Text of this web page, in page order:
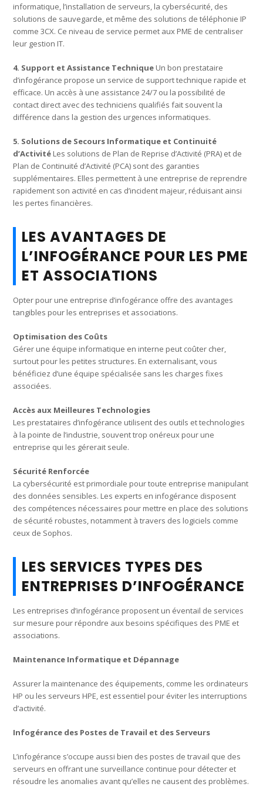
informatique, l’installation de serveurs, la cybersécurité, des
solutions de sauvegarde, et même des solutions de téléphonie IP
comme 3CX. Ce niveau de service permet aux PME de centraliser
leur gestion IT.
4. Support et Assistance Technique Un bon prestataire
d’infogérance propose un service de support technique rapide et
efficace. Un accès à une assistance 24/7 ou la possibilité de
contact direct avec des techniciens qualifiés fait souvent la
différence dans la gestion des urgences informatiques.
5. Solutions de Secours Informatique et Continuité
d’Activité Les solutions de Plan de Reprise d’Activité (PRA) et de
Plan de Continuité d’Activité (PCA) sont des garanties
supplémentaires. Elles permettent à une entreprise de reprendre
rapidement son activité en cas d’incident majeur, réduisant ainsi
les pertes financières.
LES AVANTAGES DE
L’INFOGÉRANCE POUR LES PME
ET ASSOCIATIONS
Opter pour une entreprise d’infogérance offre des avantages
tangibles pour les entreprises et associations.
Optimisation des Coûts
Gérer une équipe informatique en interne peut coûter cher,
surtout pour les petites structures. En externalisant, vous
bénéficiez d’une équipe spécialisée sans les charges fixes
associées.
Accès aux Meilleures Technologies
Les prestataires d’infogérance utilisent des outils et technologies
à la pointe de l’industrie, souvent trop onéreux pour une
entreprise qui les gérerait seule.
Sécurité Renforcée
La cybersécurité est primordiale pour toute entreprise manipulant
des données sensibles. Les experts en infogérance disposent
des compétences nécessaires pour mettre en place des solutions
de sécurité robustes, notamment à travers des logiciels comme
ceux de Sophos.
LES SERVICES TYPES DES
ENTREPRISES D’INFOGÉRANCE
Les entreprises d’infogérance proposent un éventail de services
sur mesure pour répondre aux besoins spécifiques des PME et
associations.
Maintenance Informatique et Dépannage
Assurer la maintenance des équipements, comme les ordinateurs
HP ou les serveurs HPE, est essentiel pour éviter les interruptions
d’activité.
Infogérance des Postes de Travail et des Serveurs
L’infogérance s’occupe aussi bien des postes de travail que des
serveurs en offrant une surveillance continue pour détecter et
résoudre les anomalies avant qu’elles ne causent des problèmes.